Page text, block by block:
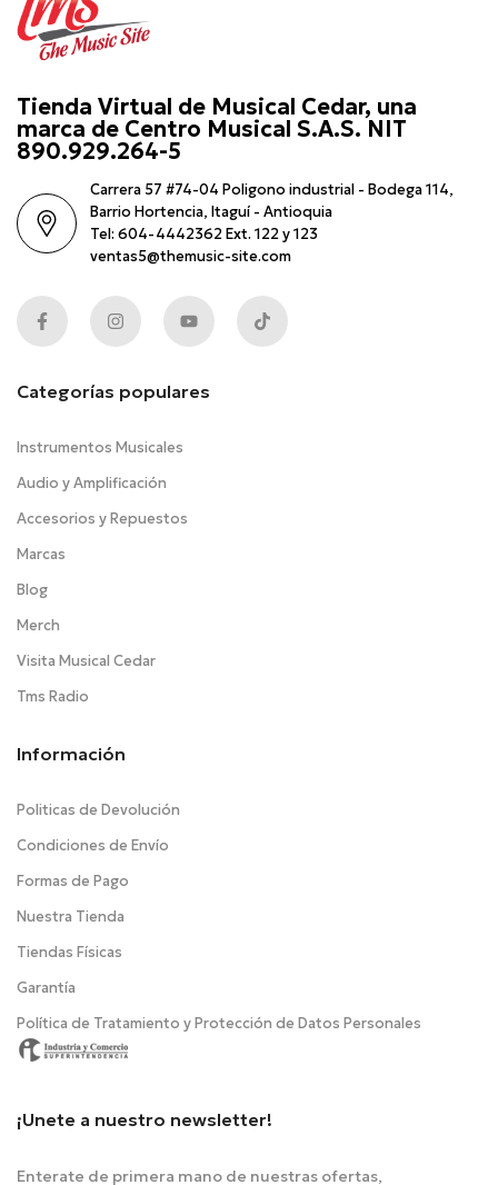
Tienda Virtual de Musical Cedar, una
marca de Centro Musical S.A.S. NIT
890.929.264-5
Carrera 57 #74-04 Poligono industrial - Bodega 114,
Barrio Hortencia, Itaguí - Antioquia
Tel: 604-4442362 Ext. 122 y 123
ventas5@themusic-site.com
Categorías populares
Instrumentos Musicales
Audio y Amplificación
Accesorios y Repuestos
Marcas
Blog
Merch
Visita Musical Cedar
Tms Radio
Información
Politicas de Devolución
Condiciones de Envío
Formas de Pago
Nuestra Tienda
Tiendas Físicas
Garantía
Política de Tratamiento y Protección de Datos Personales
¡Unete a nuestro newsletter!
Enterate de primera mano de nuestras ofertas,